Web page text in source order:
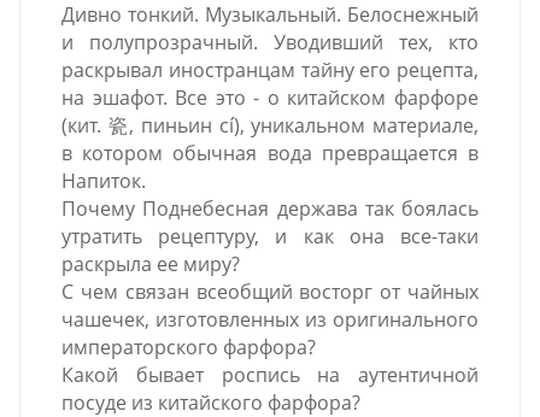
Дивно тонкий. Музыкальный. Белоснежный
и полупрозрачный. Уводивший тех, кто
раскрывал иностранцам тайну его рецепта,
на эшафот. Все это - о китайском фарфоре
(кит. 瓷, пиньин cí), уникальном материале,
в котором обычная вода превращается в
Напиток.
Почему Поднебесная держава так боялась
утратить рецептуру, и как она все-таки
раскрыла ее миру?
С чем связан всеобщий восторг от чайных
чашечек, изготовленных из оригинального
императорского фарфора?
Какой бывает роспись на аутентичной
посуде из китайского фарфора?